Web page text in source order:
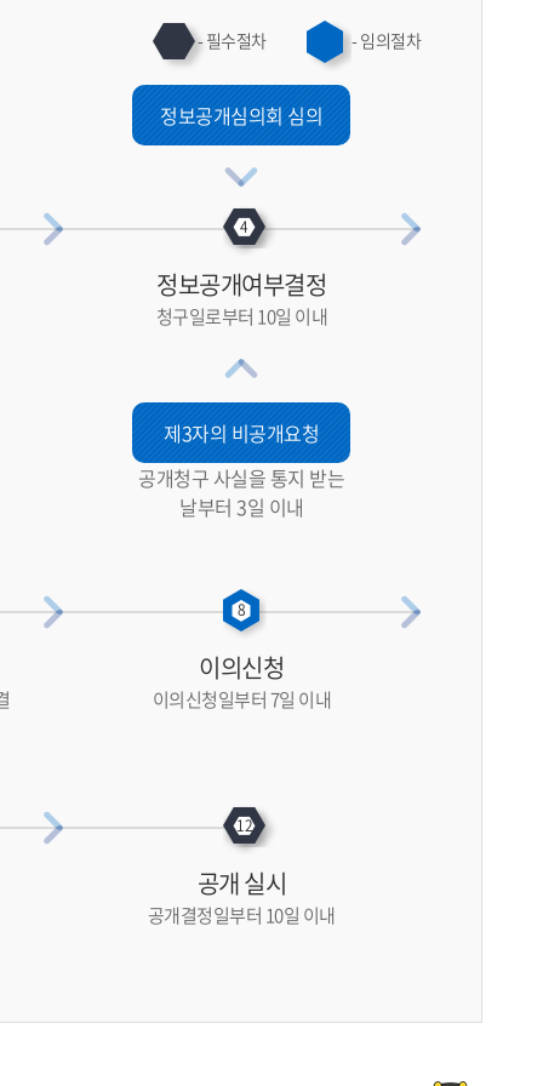
- 필수절차 - 임의절차
정보공개심의회 심의
정보공개여부결정
청구일로부터 10일 이내
제3자의 비공개요청
공개청구 사실을 통지 받는
날부터 3일 이내
이의신청
이의신청일부터 7일 이내
공개 실시
공개결정일부터 10일 이내